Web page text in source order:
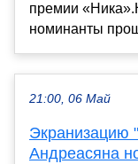
премии
номинанты
21:00, 06 Май
Экранизацию
Андреасяна